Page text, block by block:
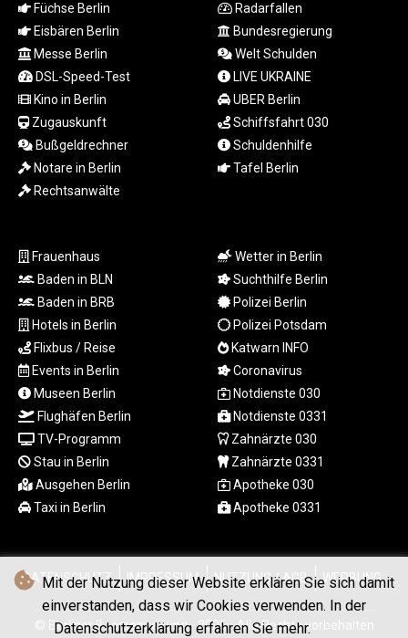
Mit der Nutzung dieser Website erklären Sie sich damit
einverstanden, dass wir Cookies verwenden. In der
Datenschutzerklärung erfahren Sie mehr.
MMK
2419.54797
MNT
4144.10128
MOP 9.310037
MRU 46.191483
MUR 54.096679
MVR 17.805023
MWK
MZN 73.654852
NAD 18.793287
NGN
1570.218621
NOK 10.999988
NPR 175.441856
NZD 1.96294
OMR 0.443115
PAB 1.152181
PEN 3.894648
PGK 5.090567
PKR 319.87712
PYG
6853.617163
QAR 4.211823
RON 5.256075
Füchse Berlin
Eisbären Berlin
Messe Berlin
DSL-Speed-Test
Kino in Berlin
Zugauskunft
Bußgeldrechner
Notare in Berlin
Rechtsanwälte
Radarfallen
Bundesregierung
Welt Schulden
LIVE UKRAINE
UBER Berlin
Schiffsfahrt 030
Schuldenhilfe
Tafel Berlin
Frauenhaus
Baden in BLN
Baden in BRB
Hotels in Berlin
Flixbus / Reise
Events in Berlin
Museen Berlin
Flughäfen Berlin
TV-Programm
Stau in Berlin
Ausgehen Berlin
Taxi in Berlin
Wetter in Berlin
Suchthilfe Berlin
Polizei Berlin
Polizei Potsdam
Katwarn INFO
Coronavirus
Notdienste 030
Notdienste 0331
Zahnärzte 030
Zahnärzte 0331
Apotheke 030
Apotheke 0331
DATENSCHUTZ IMPRESSUM NUTZUNG / AGB WERBUNG
© Berliner Boersenzeitung - 2026 - Alle Rechte vorbehalten